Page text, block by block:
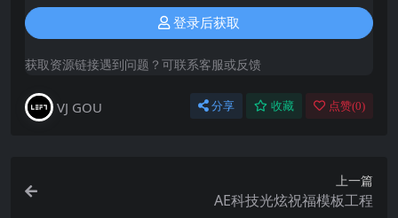
登录后获取
获取资源链接遇到问题？可联系客服或反馈
VJ GOU 分享 收藏 点赞(0)
上一篇
AE科技光炫祝福模板工程